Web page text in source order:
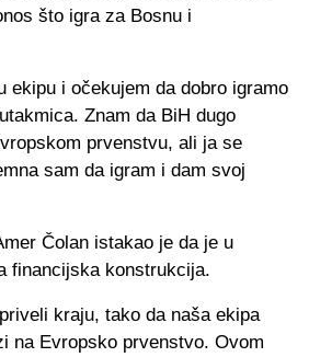
što igra za Bosnu i
ekipu i očekujem da dobro igramo
Znam da BiH dugo
prvenstvu, ali ja se
sam da igram i dam svoj
Čolan istakao je da je u
financijska konstrukcija.
kraju, tako da naša ekipa
na Evropsko prvenstvo. Ovom